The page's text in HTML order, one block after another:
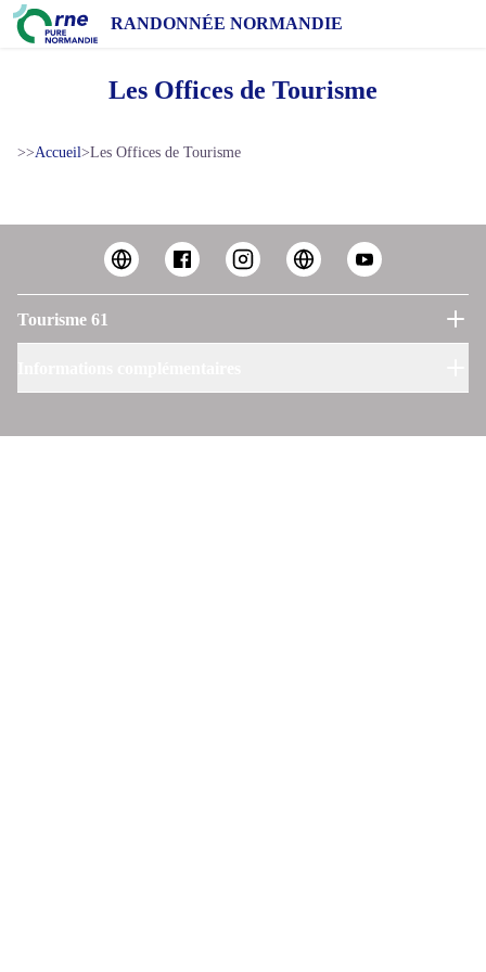
RANDONNÉE NORMANDIE
Les Offices de Tourisme
>>Accueil>Les Offices de Tourisme
Tourisme 61